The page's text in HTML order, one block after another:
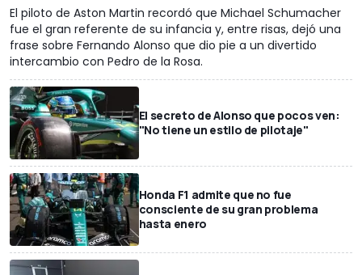
El piloto de Aston Martin recordó que Michael Schumacher
fue el gran referente de su infancia y, entre risas, dejó una
frase sobre Fernando Alonso que dio pie a un divertido
intercambio con Pedro de la Rosa.
El secreto de Alonso que pocos ven:
"No tiene un estilo de pilotaje"
Honda F1 admite que no fue
consciente de su gran problema
hasta enero